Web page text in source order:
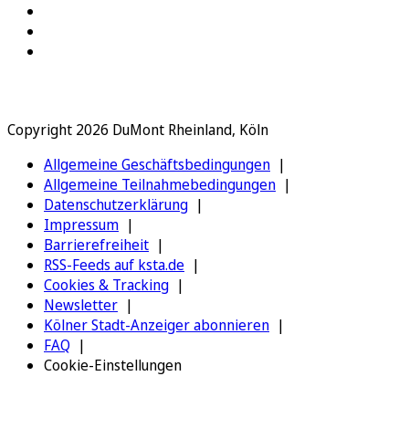
Copyright 2026 DuMont Rheinland, Köln
Allgemeine Geschäftsbedingungen
Allgemeine Teilnahmebedingungen
Datenschutzerklärung
Impressum
Barrierefreiheit
RSS-Feeds auf ksta.de
Cookies & Tracking
Newsletter
Kölner Stadt-Anzeiger abonnieren
FAQ
Cookie-Einstellungen